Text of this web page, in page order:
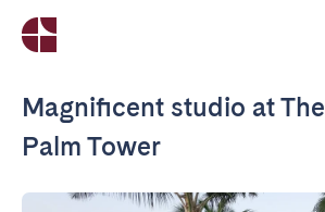
Magnificent studio at The
Palm Tower